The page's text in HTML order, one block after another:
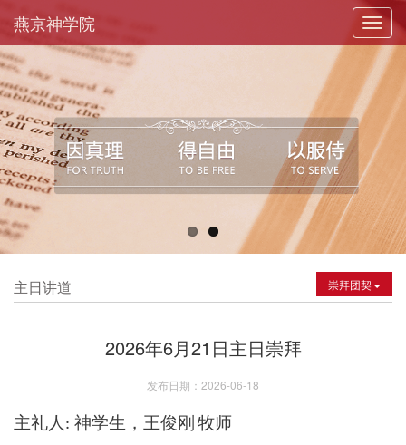
燕京神学院
崇拜团契
主日讲道
2026年6月21日主日崇拜
发布日期：2026-06-18
主礼人 : 神学生 ， 王俊刚 牧师